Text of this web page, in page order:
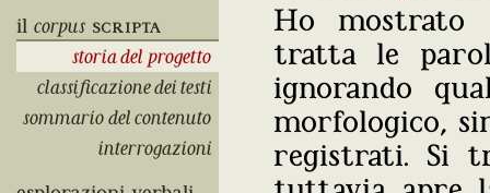
il corpus scripta
storia del progetto
classificazione dei testi
sommario del contenuto
interrogazioni
Ho
tratta le
ignorando
morfologico,
registrati. Si